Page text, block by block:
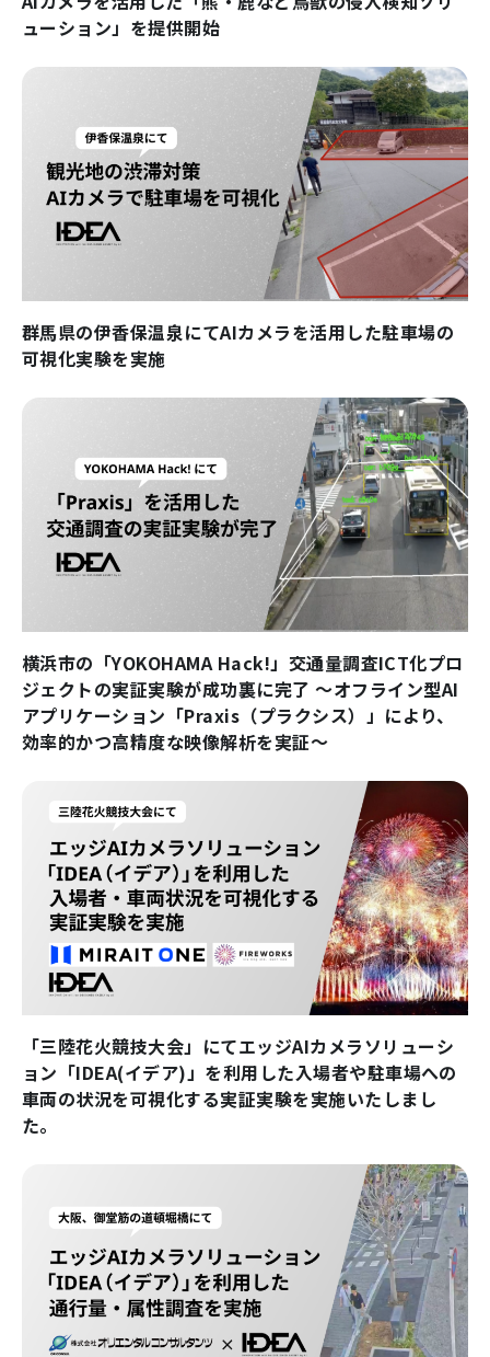
ューション」を提供開始
群馬県の伊香保温泉にてAIカメラを活用した駐車場の
可視化実験を実施
横浜市の「YOKOHAMA Hack!」交通量調査ICT化プロ
ジェクトの実証実験が成功裏に完了 ～オフライン型AI
アプリケーション「Praxis（プラクシス）」により、
効率的かつ高精度な映像解析を実証～
「三陸花火競技大会」にてエッジAIカメラソリューシ
ョン「IDEA(イデア)」を利用した入場者や駐車場への
車両の状況を可視化する実証実験を実施いたしまし
た。